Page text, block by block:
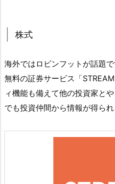
株式
海外ではロビンフットが話題
無料の証券サービス「
ィ機能も備えて他の投資家と
でも投資仲間から情報が得られ